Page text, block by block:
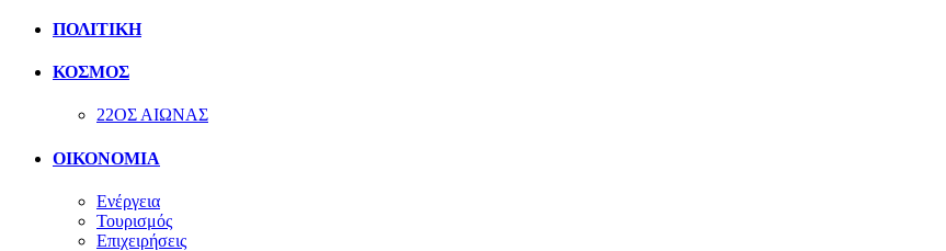
ΠΟΛΙΤΙΚΗ
ΚΟΣΜΟΣ
22ΟΣ ΑΙΩΝΑΣ
ΟΙΚΟΝΟΜΙΑ
Ενέργεια
Τουρισμός
Επιχειρήσεις